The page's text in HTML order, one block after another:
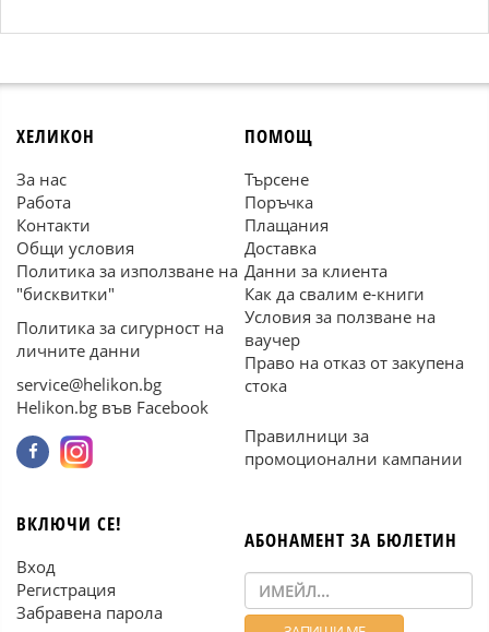
ХЕЛИКОН
За нас
Работа
Контакти
Общи условия
Политика за използване на
"бисквитки"
Политика за сигурност на
личните данни
service@helikon.bg
Helikon.bg във Facebook
ПОМОЩ
Търсене
Поръчка
Плащания
Доставка
Данни за клиента
Как да свалим е-книги
Условия за ползване на
ваучер
Право на отказ от закупена
стока
Правилници за
промоционални кампании
ВКЛЮЧИ СЕ!
Вход
Регистрация
Забравена парола
АБОНАМЕНТ ЗА БЮЛЕТИН